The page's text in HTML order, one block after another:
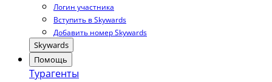
Логин участника
Вступить в Skywards
Добавить номер Skywards
Skywards
Помощь
Турагенты